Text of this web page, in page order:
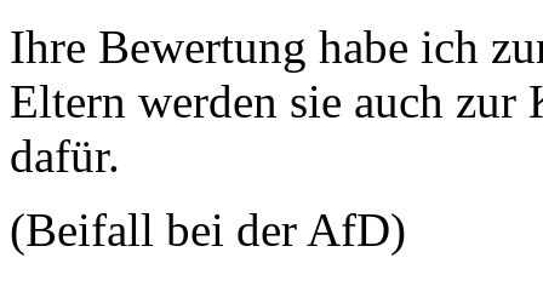
Ihre Bewertung habe ich
Eltern werden sie auch
dafür.
(Beifall bei der AfD)